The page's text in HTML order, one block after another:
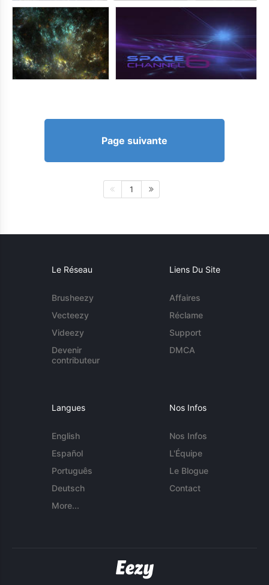
Page suivante
1
Le Réseau
Brusheezy
Vecteezy
Videezy
Devenir
contributeur
Liens Du Site
Affaires
Réclame
Support
DMCA
Langues
English
Español
Português
Deutsch
More...
Nos Infos
Nos Infos
L'Équipe
Le Blogue
Contact